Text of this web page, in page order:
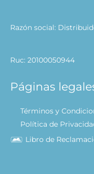
Razón social:
Ruc: 20100050944
Páginas
Términos y
Política de
Libro de